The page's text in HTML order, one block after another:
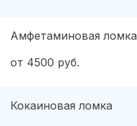
Амфетаминовая ломка
от 4500 руб.
Кокаиновая ломка